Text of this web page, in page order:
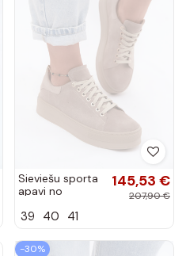
Sieviešu sporta
apavi no
ar platformu
Zazoo N408S7
145,53 €
207,90 €
39 40 41
-30%